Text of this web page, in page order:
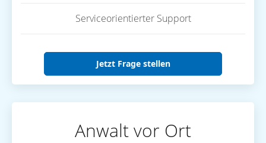
Serviceorientierter Support
Jetzt Frage stellen
Anwalt vor Ort